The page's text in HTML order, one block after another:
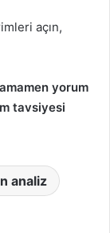
açın,
yorum
tavsiyesi
analiz